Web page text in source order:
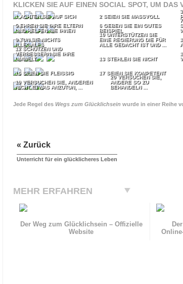
KLICKEN SIE AUF EINEN SOCIAL SPOT, UM DAS
1 ACHTEN SIE AUF SICH 2 SEIEN SIE MASSVOLL
5 EHREN SIE IHRE ELTERN
UND HELFEN SIE IHNEN
6 GEBEN SIE EIN GUTES
BEISPIEL
9 TUN SIE NICHTS
ILLEGALES
10 UNTERSTÜTZEN SIE
EINE REGIERUNG DIE FÜR
ALLE GEDACHT IST UND ...
12 SCHÜTZEN UND
VERBESSERN SIE IHRE
UMWELT
13 STEHLEN SIE NICHT
16 SEIEN SIE FLEISSIG 17 SEIEN SIE KOMPETENT
19 VERSUCHEN SIE, ANDEREN
NICHT ETWAS ANZUTUN, ...
20 VERSUCHEN SIE,
ANDERE SO ZU
BEHANDELN ...
Jede Regel des Wegs zum Glücklichsein wurde in einer Reihe
« Zurück
Unterricht für ein glücklicheres Leben
MEHR ERFAHREN
Der Weg zum Glücklichsein – Offizielle
Website